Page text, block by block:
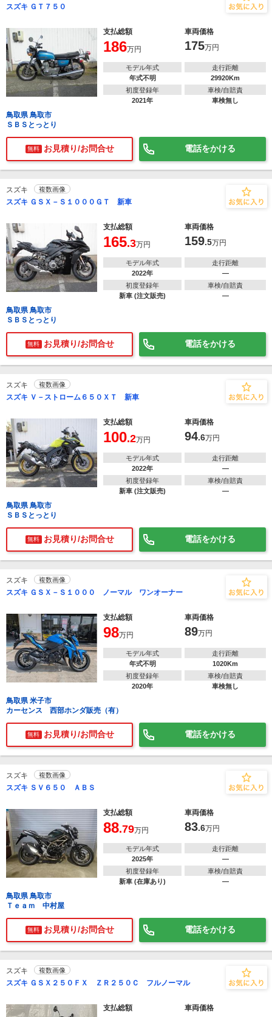
スズキ ＧＴ７５０
支払総額 車両価格
186万円 175万円
モデル年式
年式不明
走行距離
29920Km
初度登録年
2021年
車検/自賠責
車検無し
鳥取県 鳥取市
ＳＢＳとっとり
無料 お見積り/お問合せ 電話をかける
スズキ 複数画像
スズキ ＧＳＸ－Ｓ１０００ＧＴ 新車
支払総額 車両価格
165.3万円 159.5万円
モデル年式
2022年
走行距離
―
初度登録年
新車 (注文販売)
車検/自賠責
―
鳥取県 鳥取市
ＳＢＳとっとり
無料 お見積り/お問合せ 電話をかける
スズキ 複数画像
スズキ Ｖ－ストローム６５０ＸＴ 新車
支払総額 車両価格
100.2万円 94.6万円
モデル年式
2022年
走行距離
―
初度登録年
新車 (注文販売)
車検/自賠責
―
鳥取県 鳥取市
ＳＢＳとっとり
無料 お見積り/お問合せ 電話をかける
スズキ 複数画像
スズキ ＧＳＸ－Ｓ１０００ ノーマル ワンオーナー
支払総額 車両価格
98万円 89万円
モデル年式
年式不明
走行距離
1020Km
初度登録年
2020年
車検/自賠責
車検無し
鳥取県 米子市
カーセンス 西部ホンダ販売（有）
無料 お見積り/お問合せ 電話をかける
スズキ 複数画像
スズキ ＳＶ６５０ ＡＢＳ
支払総額 車両価格
88.79万円 83.6万円
モデル年式
2025年
走行距離
―
初度登録年
新車 (在庫あり)
車検/自賠責
―
鳥取県 鳥取市
Ｔｅａｍ 中村屋
無料 お見積り/お問合せ 電話をかける
スズキ 複数画像
スズキ ＧＳＸ２５０ＦＸ ＺＲ２５０Ｃ フルノーマル
支払総額 車両価格